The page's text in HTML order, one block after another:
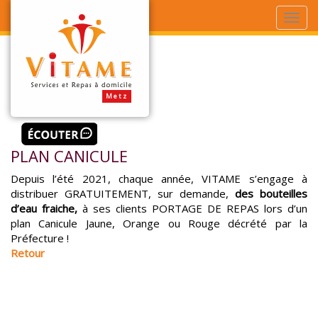
PLAN CANICULE
Depuis l’été 2021, chaque année, VITAME s’engage à
distribuer GRATUITEMENT, sur demande, des bouteilles
d’eau fraiche, à ses clients PORTAGE DE REPAS lors d’un
plan Canicule Jaune, Orange ou Rouge décrété par la
Préfecture !
Retour